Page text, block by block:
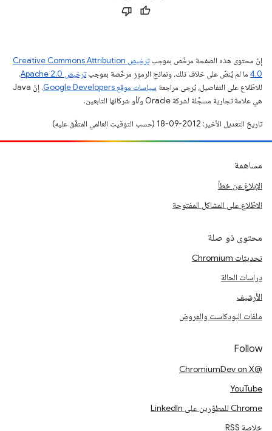
إنّ محتوى هذه الصفحة مرخّص بموجب
ترخيص Creative Commons Attribution
4.0‏ ما لم يُنصّ على خلاف ذلك، ونماذج الرموز مرخّصة بموجبترخيص Apache 2.0‏
.
للاطّلاع على التفاصيل، يُرجى مراجعة سياسات موقع Google Developers‏
. إنّ Java
هي علامة تجارية مسجَّلة لشركة Oracle و/أو شركائها التابعين.
تاريخ التعديل الأخير: 2012-09-18 (حسب التوقيت العالمي المتفَّق عليه)
مساهمة
الإبلاغ عن خطأ
الاطّلاع على المشاكل المفتوحة
محتوى ذو صلة
تحديثات Chromium
دراسات الحالة
الأرشيف
ملفات البودكاست والعروض
Follow
@ChromiumDev on X
YouTube
Chrome للمطوّرين على LinkedIn
خلاصة RSS